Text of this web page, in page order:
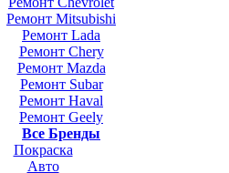
Ремонт Mitsubishi
Ремонт Lada
Ремонт Chery
Ремонт Mazda
Ремонт Subar
Ремонт Haval
Ремонт Geely
Все Бренды
Покраска
Авто